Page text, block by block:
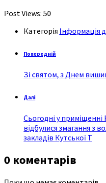
Post Views: 50
Категорія Інформація
Попередній
Зі святом, з Днем
Далі
Сьогодні у
відбулися змагання з
закладів Кутської Т
0 коментарів